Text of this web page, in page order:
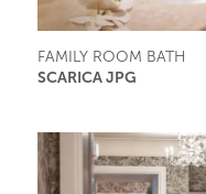
FAMILY ROOM BATH
SCARICA JPG